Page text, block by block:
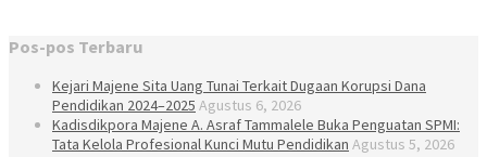
Pos-pos Terbaru
Kejari Majene Sita Uang Tunai Terkait Dugaan Korupsi Dana
Pendidikan 2024–2025 Agustus 6, 2026
Kadisdikpora Majene A. Asraf Tammalele Buka Penguatan SPMI:
Tata Kelola Profesional Kunci Mutu Pendidikan Agustus 5, 2026